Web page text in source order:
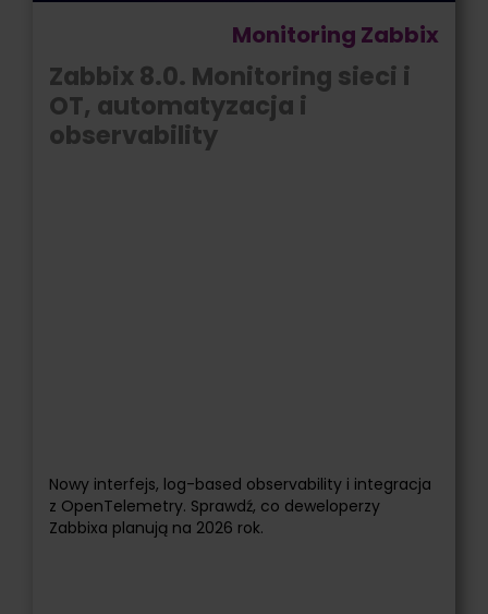
Monitoring Zabbix
Zabbix 8.0. Monitoring sieci i
OT, automatyzacja i
observability
Nowy interfejs, log-based observability i integracja
z OpenTelemetry. Sprawdź, co deweloperzy
Zabbixa planują na 2026 rok.